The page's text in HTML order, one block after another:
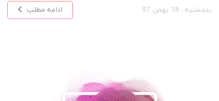
پنجشنبه , 18 بهمن 97 ادامه مطلب